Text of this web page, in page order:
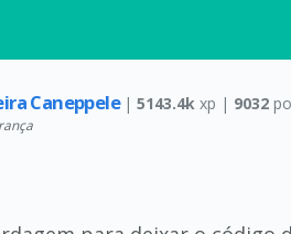
Caneppele |5143.4k xp | 9032